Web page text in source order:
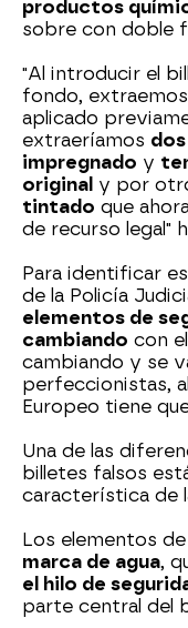
productos
sobre con doble
"Al introducir el
fondo, extraemos
aplicado
extraeríamos
impregnado y
original y por
tintado que
de recurso legal"
Para identificar
de la Policía
elementos de
cambiando con
cambiando y se
perfeccionistas,
Europeo tiene
Una de las
billetes falsos
característica de
Los elementos
marca de agua,
el hilo de
parte central del